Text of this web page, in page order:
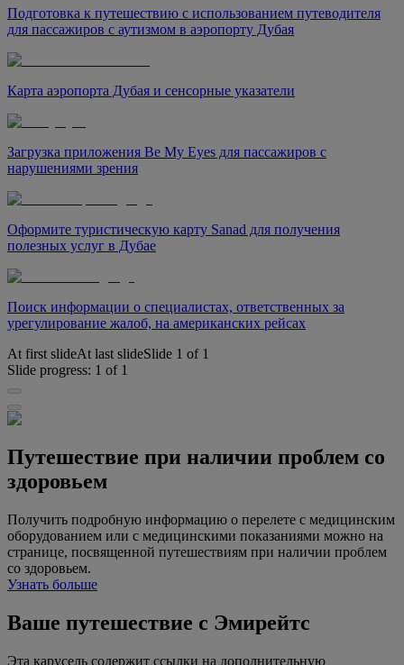
Подготовка к путешествию с использованием путеводителя
для пассажиров с аутизмом в аэропорту Дубая
Карта аэропорта Дубая и сенсорные указатели
Загрузка приложения Be My Eyes для пассажиров с
нарушениями зрения
Оформите туристическую карту Sanad для получения
полезных услуг в Дубае
Поиск информации о специалистах, ответственных за
урегулирование жалоб, на американских рейсах
At first slideAt last slideSlide 1 of 1
Slide progress: 1 of 1
Путешествие при наличии проблем со
здоровьем
Получить подробную информацию о перелете с медицинским
оборудованием или с медицинскими показаниями можно на
странице, посвященной путешествиям при наличии проблем
со здоровьем.
Узнать больше
Ваше путешествие с Эмирейтс
Эта карусель содержит ссылки на дополнительную